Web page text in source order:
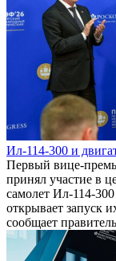
Ил-114-300 и
Первый вице-
принял участие в
самолет Ил-114-
открывает запуск
сообщает